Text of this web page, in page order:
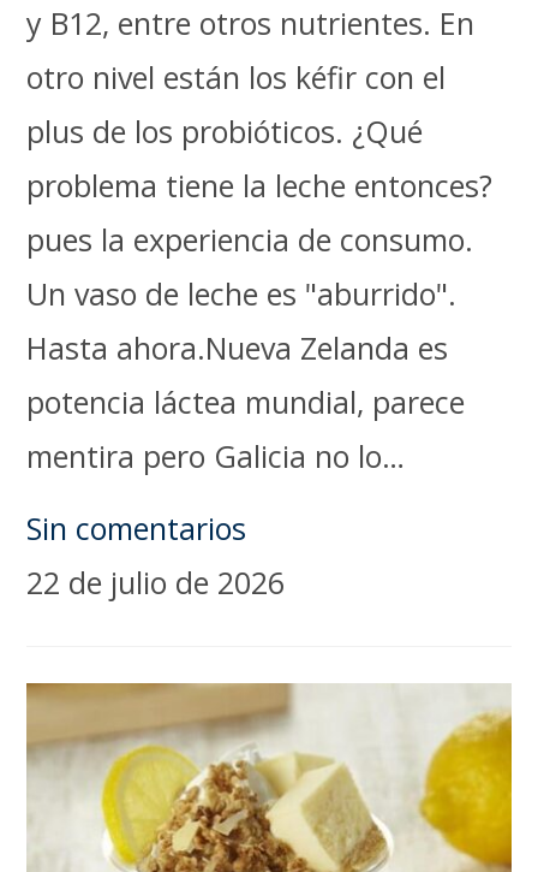
y B12, entre otros nutrientes. En
otro nivel están los kéfir con el
plus de los probióticos. ¿Qué
problema tiene la leche entonces?
pues la experiencia de consumo.
Un vaso de leche es "aburrido".
Hasta ahora.Nueva Zelanda es
potencia láctea mundial, parece
mentira pero Galicia no lo…
Sin comentarios
22 de julio de 2026